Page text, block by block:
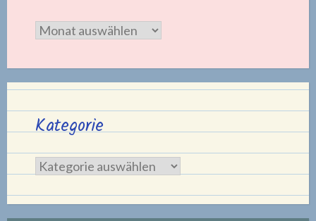
Archiv
Kategorie
Kategorie